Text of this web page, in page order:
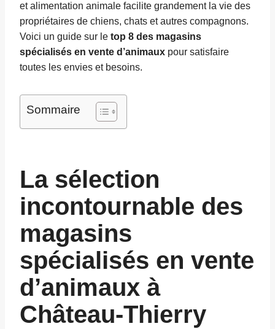
et alimentation animale facilite grandement la vie des
propriétaires de chiens, chats et autres compagnons.
Voici un guide sur le top 8 des magasins
spécialisés en vente d’animaux pour satisfaire
toutes les envies et besoins.
Sommaire
La sélection
incontournable des
magasins
spécialisés en vente
d’animaux à
Château-Thierry